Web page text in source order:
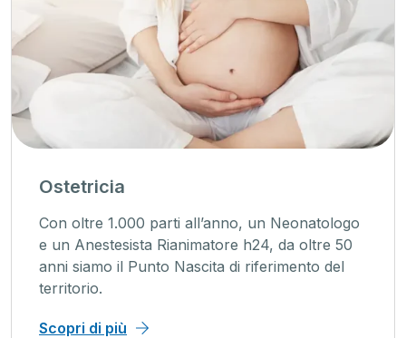
Ostetricia
Con oltre 1.000 parti all’anno, un Neonatologo
e un Anestesista Rianimatore h24, da oltre 50
anni siamo il Punto Nascita di riferimento del
territorio.
Scopri di più